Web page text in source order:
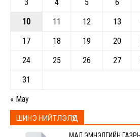
« May
3
4 5 6
10
11 12 13
17
18 19 20
24
25 26 27
31
ШИНЭ НИЙТЛЭЛҮҮД